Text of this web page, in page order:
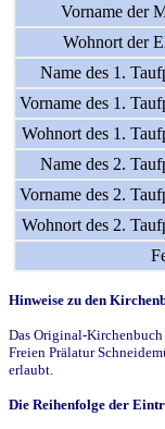
Vorname der
Wohnort der
Name des 1.
Vorname des 1.
Wohnort des 1.
Name des 2.
Vorname des 2.
Wohnort des 2.
Hinweise zu den
Das Original-
Freien Prälatur
erlaubt.
Die Reihenfolge der